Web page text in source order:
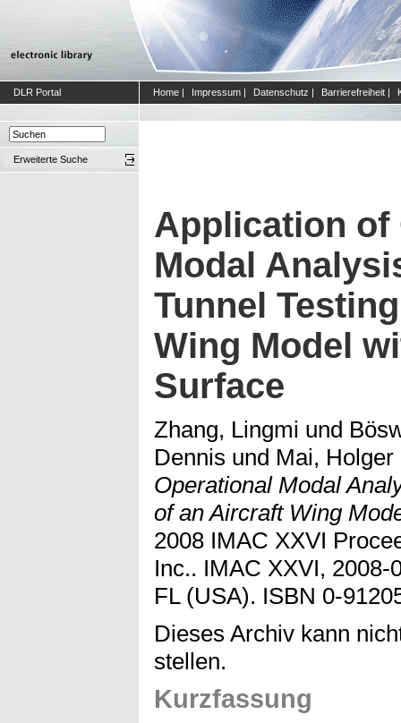
DLR Portal Home | Impressum | Datenschutz | Barrierefreiheit |
Erweiterte Suche
Application of
Modal
Tunnel
Wing Model
Surface
Zhang, Lingmi und
Dennis und Mai, Holger
Operational Modal
of an Aircraft Wing
2008 IMAC XXVI
Inc.. IMAC XXVI,
FL (USA). ISBN 0-
Dieses Archiv kann
stellen.
Kurzfassung